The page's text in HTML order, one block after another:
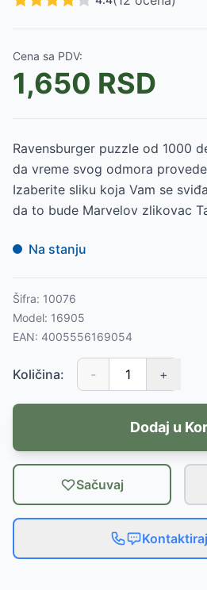
Cena sa PDV:
1,650 RSD
Ravensburger puzzle od 1000
da vreme svog odmora
Izaberite sliku koja Vam se
da to bude Marvelov zlikovac
Na stanju
Šifra: 10076
Model: 16905
EAN: 4005556169054
Količina: - +
Dodaj u
Sačuvaj